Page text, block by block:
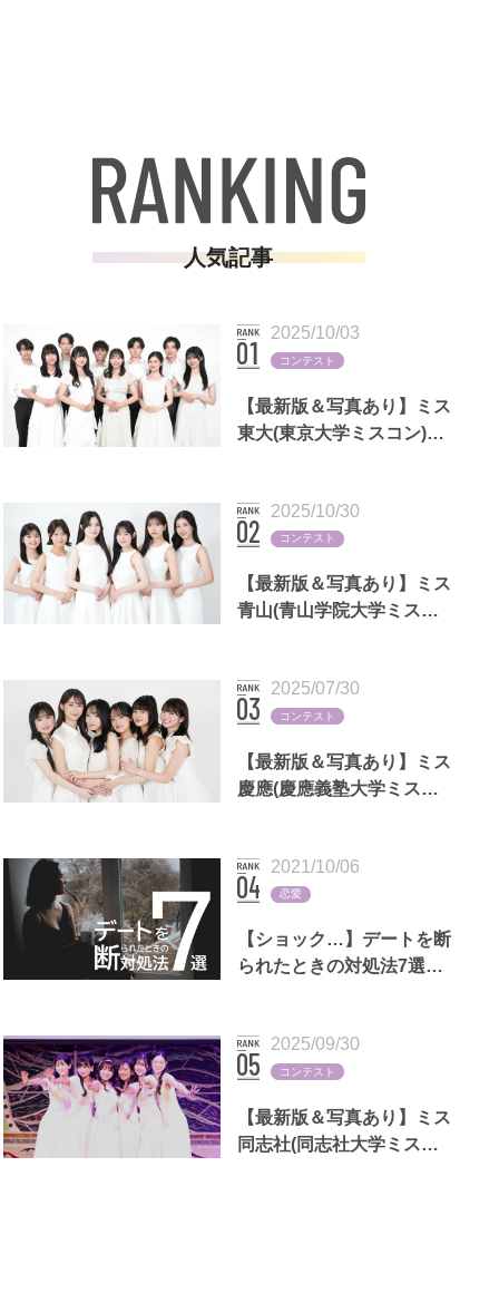
人気記事
【最新版＆写真あり】ミス
東大(東京大学ミスコン)歴
2025/10/03
コンテスト
【最新版＆写真あり】ミス
青山(青山学院大学ミスコ
2025/10/30
コンテスト
【最新版＆写真あり】ミス
慶應(慶應義塾大学ミスコ
2025/07/30
コンテスト
【ショック…】デートを断
られたときの対処法7選｜
2021/10/06
恋愛
【最新版＆写真あり】ミス
同志社(同志社大学ミスコ
2025/09/30
コンテスト